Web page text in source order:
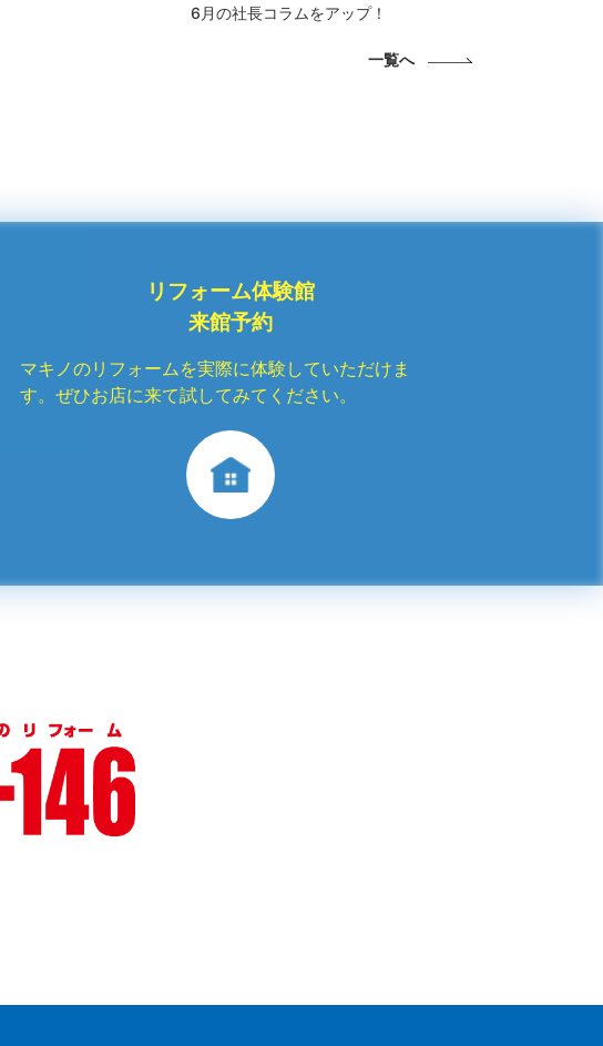
6月の社長コラムをアップ！
一覧へ
リフォーム体験館
来館予約
マキノのリフォームを実際に体験していただけま
す。ぜひお店に来て試してみてください。